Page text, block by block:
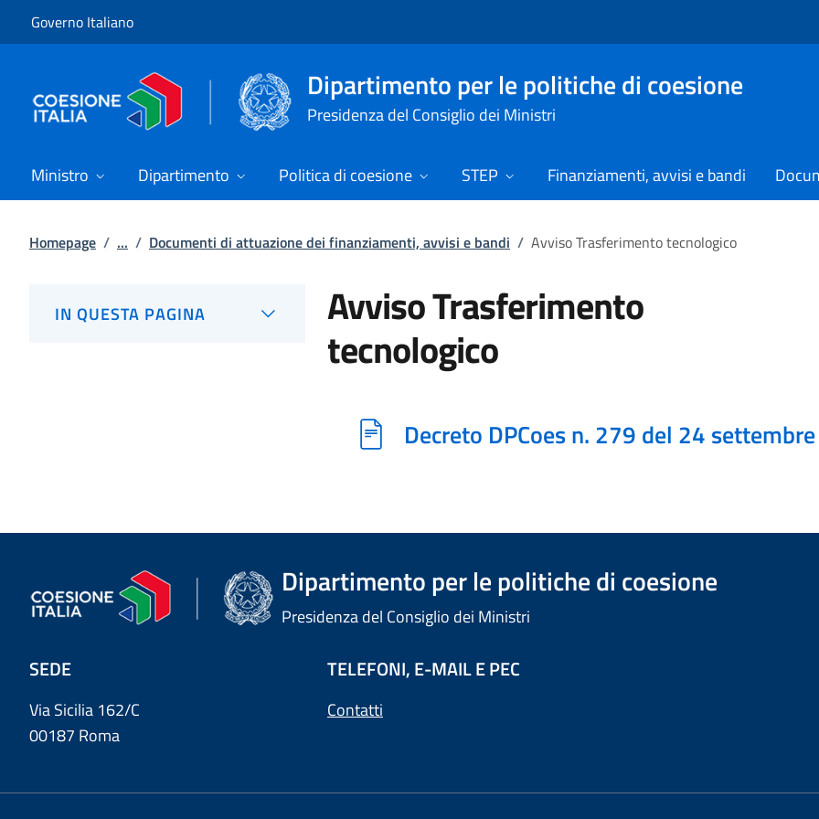
Governo Italiano
Dipartimento per le politiche di coesione
Presidenza del Consiglio dei Ministri
Ministro Dipartimento Politica di coesione STEP Finanziamenti, avvisi e bandi
Homepage / ... / Documenti di attuazione dei finanziamenti, avvisi e bandi / Avviso Trasferimento tecnologico
IN QUESTA PAGINA Avviso Trasferimento
tecnologico
Decreto DPCoes n. 279 del 24
Dipartimento per le politiche di coesione
Presidenza del Consiglio dei Ministri
SEDE
Via Sicilia 162/C
00187 Roma
TELEFONI, E-MAIL E PEC
Contatti